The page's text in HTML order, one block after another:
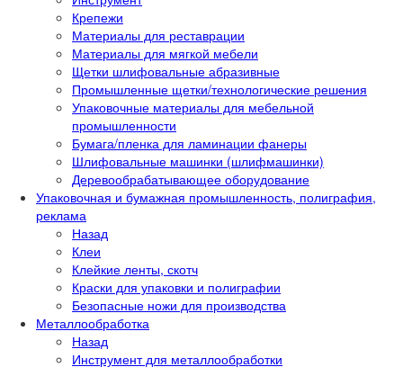
Крепежи
Материалы для реставрации
Материалы для мягкой мебели
Щетки шлифовальные абразивные
Промышленные щетки/технологические решения
Упаковочные материалы для мебельной
промышленности
Бумага/пленка для ламинации фанеры
Шлифовальные машинки (шлифмашинки)
Деревообрабатывающее оборудование
Упаковочная и бумажная промышленность, полиграфия,
реклама
Назад
Клеи
Клейкие ленты, скотч
Краски для упаковки и полиграфии
Безопасные ножи для производства
Металлообработка
Назад
Инструмент для металлообработки